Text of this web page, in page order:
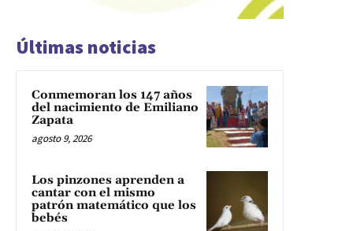
Últimas noticias
Conmemoran los 147 años
del nacimiento de Emiliano
Zapata
agosto 9, 2026
Los pinzones aprenden a
cantar con el mismo
patrón matemático que los
bebés